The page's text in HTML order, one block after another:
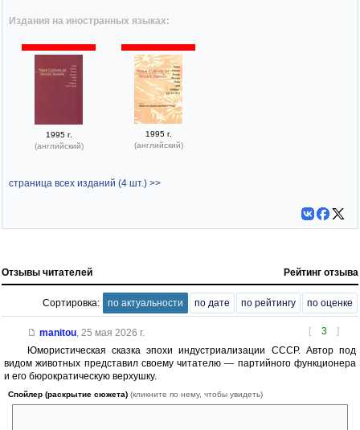
Издания на иностранных языках:
1995 г.
(английский)
1995 г.
(английский)
страница всех изданий (4 шт.) >>
Отзывы читателей Рейтинг отзыва
Сортировка: по актуальности по дате по рейтингу по оценке
[ 3 ]
manitou, 25 мая 2026 г.
Юмористическая сказка эпохи индустриализации СССР. Автор под
видом животных представил своему читателю — партийного функционера
и его бюрократическую верхушку.
Спойлер (раскрытие сюжета) (кликните по нему, чтобы увидеть)